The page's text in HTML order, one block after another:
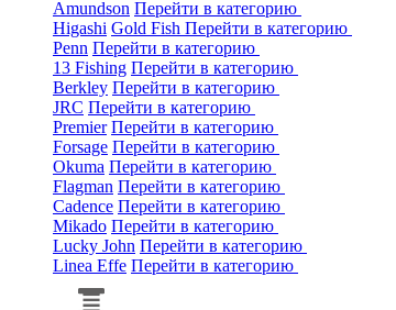
Amundson Перейти в категорию
Higashi Gold Fish Перейти в категорию
Penn Перейти в категорию
13 Fishing Перейти в категорию
Berkley Перейти в категорию
JRC Перейти в категорию
Premier Перейти в категорию
Forsage Перейти в категорию
Okuma Перейти в категорию
Flagman Перейти в категорию
Cadence Перейти в категорию
Mikado Перейти в категорию
Lucky John Перейти в категорию
Linea Effe Перейти в категорию